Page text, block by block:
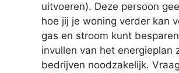
uitvoeren). Deze persoon
hoe jij je woning verder kan
gas en stroom kunt
invullen van het energieplan
bedrijven noodzakelijk.